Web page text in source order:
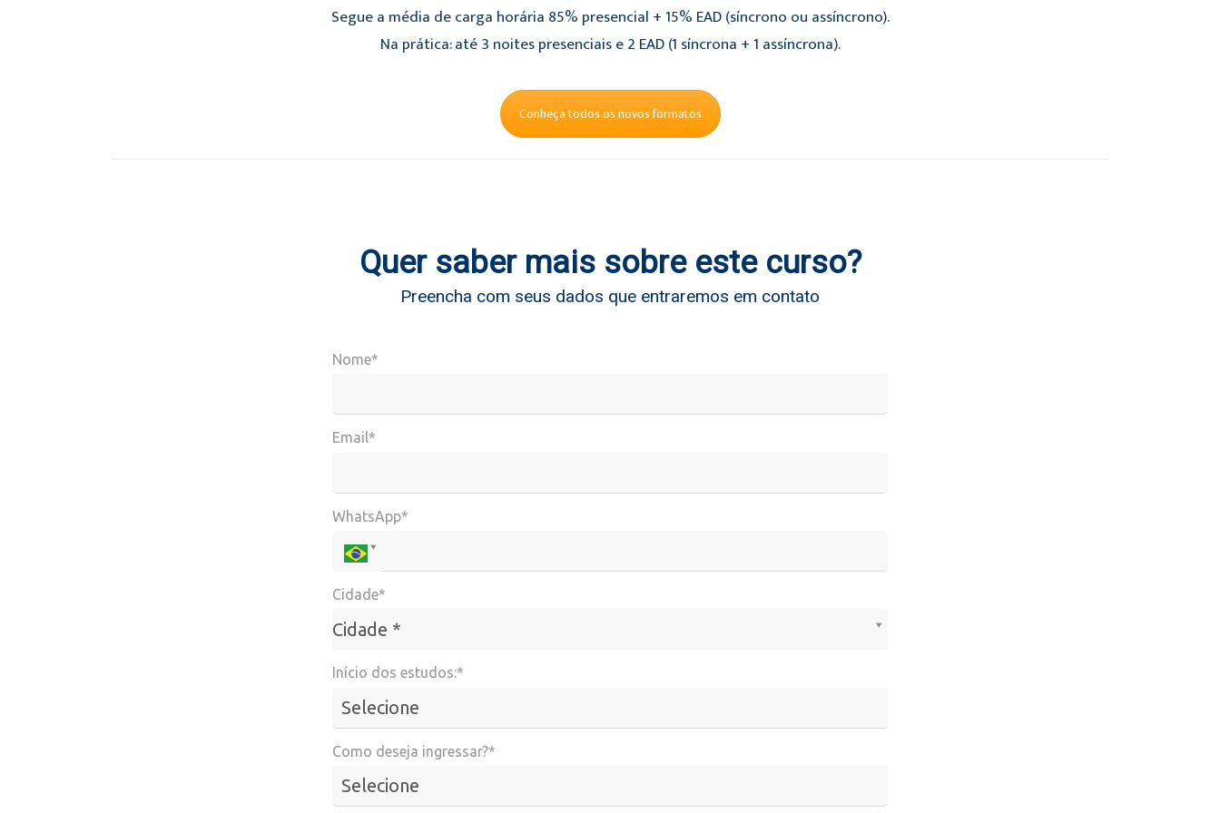
Segue a média de carga horária 85% presencial + 15% EAD (síncrono ou assíncrono).
Na prática: até 3 noites presenciais e 2 EAD (1 síncrona + 1 assíncrona).
Conheça todos os novos formatos
Quer saber mais sobre este curso?
Preencha com seus dados que entraremos em contato
Nome*
Email*
WhatsApp*
Cidade*
Cidade *
Cidade*
Início dos estudos:*
Como deseja ingressar?*